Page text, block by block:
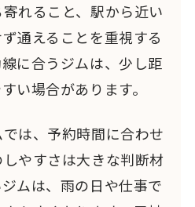
れること、駅から近い
通えることを重視する
に合うジムは、少し距
い場合があります。
は、予約時間に合わせ
やすさは大きな判断材
ムは、雨の日や仕事で